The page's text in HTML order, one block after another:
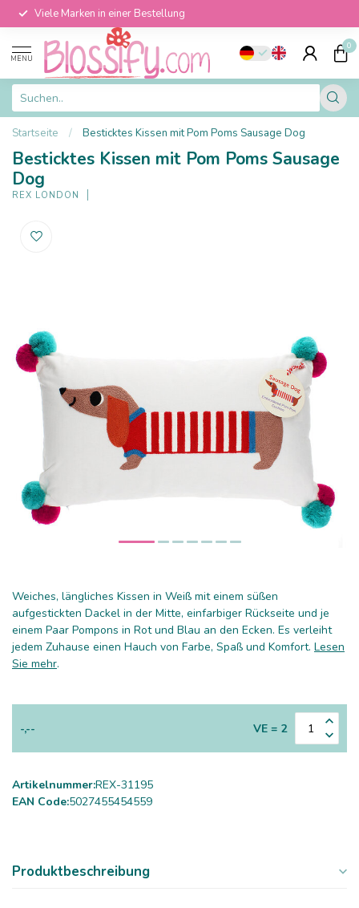
Viele Marken in einer Bestellung
MENU
0
Startseite / Besticktes Kissen mit Pom Poms Sausage Dog
Besticktes Kissen mit Pom Poms Sausage
Dog
REX LONDON
Weiches, längliches Kissen in Weiß mit einem süßen
aufgestickten Dackel in der Mitte, einfarbiger Rückseite und je
einem Paar Pompons in Rot und Blau an den Ecken. Es verleiht
jedem Zuhause einen Hauch von Farbe, Spaß und Komfort. Lesen
Sie mehr.
-,-- VE = 2
Artikelnummer:REX-31195
EAN Code:5027455454559
Produktbeschreibung